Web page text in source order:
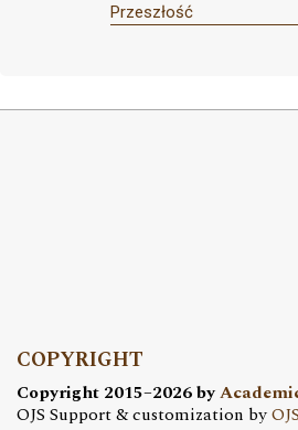
Przeszłość
COPYRIGHT
Copyright 2015–2026 by
OJS Support & customization by